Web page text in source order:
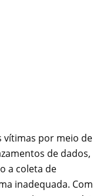
vítimas por meio de
de dados,
a coleta de
inadequada. Com